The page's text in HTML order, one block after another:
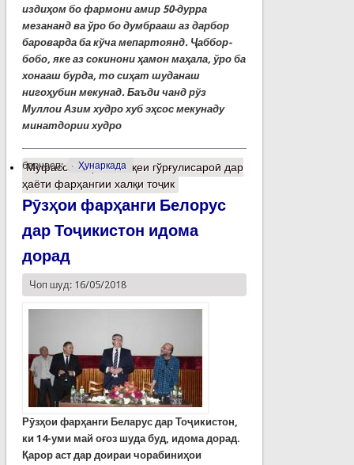
издиҳом бо фармони амир 50-дурра
мезананд ва ўро бо думбрааш аз дарбор
бароварда ба кўча мепартоянд. Ҷаббор-
бобо, яке аз сокинони ҳамон маҳала, ўро ба
хонааш бурда, то сиҳат шуданаш
нигоҳубин мекунад. Баъди чанд рўз
Муллои Азим худро хуб эҳсос мекунаду
минатдории худро
барчасп: Ҳунаркада
Муфассалтаро Мавқеи гўрғулисароӣ дар
ҳаёти фарҳангии халқи тоҷик
Рӯзҳои фарҳанги Белорус
дар Тоҷикистон идома
дорад
Чоп шуд: 16/05/2018
Рӯзҳои фарҳанги Беларус дар Тоҷикистон,
ки 14-уми май оғоз шуда буд, идома дорад.
Қарор аст дар доираи чорабиниҳои